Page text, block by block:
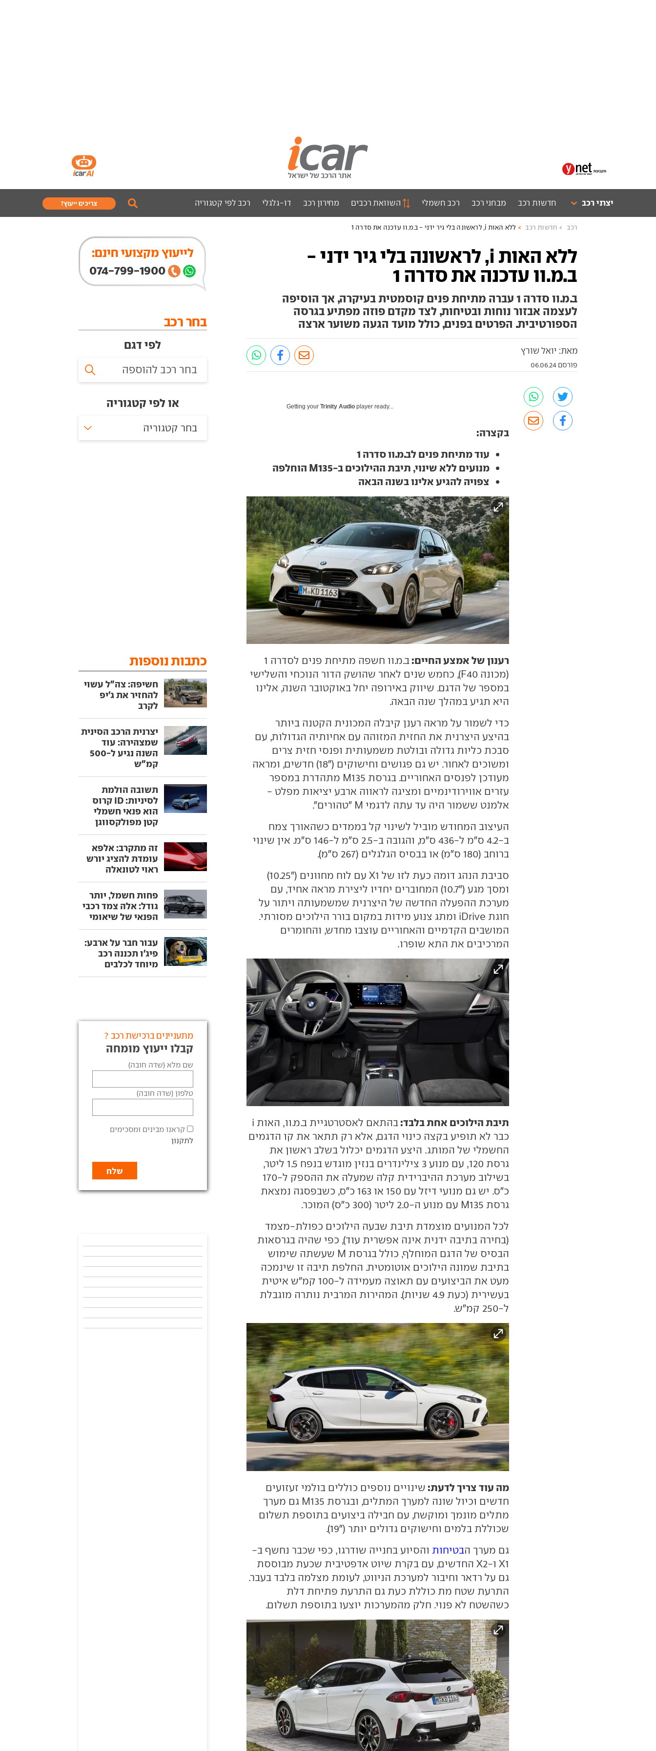
יצרני רכב חדשות רכב מבחני רכב רכב חשמלי השוואת רכבים מחירון רכב דו-גלגלי רכב לפי קטגוריה צריכים ייעוץ?
רכב חדשות רכב ללא האות i, לראשונה בלי גיר ידני - ב.מ.וו עדכנה את סדרה 1
ללא האות i, לראשונה בלי גיר ידני -
ב.מ.וו עדכנה את סדרה 1
ב.מ.וו סדרה 1 עברה מתיחת פנים קוסמטית בעיקרה, אך הוסיפה
לעצמה אבזור נוחות ובטיחות, לצד מקדם פוזה מפתיע בגרסה
הספורטיבית. הפרטים בפנים, כולל מועד הגעה משוער ארצה
מאת: יואל שורץ
פורסם 06.06.24
Getting yourTrinity Audio player ready...
בקצרה:
עוד מתיחת פנים לב.מ.וו סדרה 1
מנועים ללא שינוי, תיבת ההילוכים ב-M135 הוחלפה
צפויה להגיע אלינו בשנה הבאה
רענון של אמצע החיים:
ב.מ.וו חשפה מתיחת פנים לסדרה 1
(מכונה F40), כחמש שנים לאחר שהושק הדור הנוכחי והשלישי
במספר של הדגם. שיווק באירופה יחל באוקטובר השנה, אלינו
היא תגיע במהלך שנה הבאה.
כדי לשמור על מראה רענן קיבלה המכונית הקטנה ביותר
בהיצע היצרנית את החזית המזוהה עם אחיותיה הגדולות, עם
סבכת כליות גדולה ובולטת משמעותית ופנסי חזית צרים
ומשוכים לאחור. יש גם פגושים וחישוקים ("18) חדשים, ומראה
מעודכן לפנסים האחוריים. בגרסת M135 מתהדרת במספר
עזרים אווירודינמיים ומציגה לראווה ארבע יציאות מפלט -
אלמנט ששמור היה עד עתה לדגמי M "טהורים".
העיצוב המחודש מוביל לשינוי קל בממדים כשהאורך צמח
ב-4.2 ס"מ ל-436 ס"מ, והגובה ב-2.5 ס"מ ל-146 ס"מ. אין שינוי
ברוחב (180 ס"מ) או בבסיס הגלגלים (267 ס"מ).
סביבת הנהג דומה כעת לזו של X1 עם לוח מחוונים ("10.25)
ומסך מגע ("10.7) המחוברים יחדיו ליצירת מראה אחיד, עם
מערכת ההפעלה החדשה של היצרנית שמשמעותה ויתור על
חוגת iDrive ומתג צנוע מידות במקום בורר הילוכים מסורתי.
המושבים הקדמיים והאחוריים עוצבו מחדש, והחומרים
המרכיבים את התא שופרו.
תיבת הילוכים אחת בלבד:
בהתאם לאסטרטגיית ב.מ.וו, האות i
כבר לא תופיע בקצה כינוי הדגם, אלא רק תתאר את קו הדגמים
החשמלי של המותג. היצע הדגמים יכלול בשלב ראשון את
גרסת 120, עם מנוע 3 צילינדרים בנזין מוגדש בנפח 1.5 ליטר,
בשילוב מערכת ההיברידית קלה שמעלה את ההספק ל-170
כ"ס. יש גם מנועי דיזל עם 150 או 163 כ"ס, כשבפסגה נמצאת
גרסת M135 עם מנוע ה-2.0 ליטר (300 כ"ס) המוכר.
לכל המנועים מוצמדת תיבת שבעה הילוכים כפולת-מצמד
(בחירה בתיבה ידנית אינה אפשרית עוד), כפי שהיה בגרסאות
הבסיס של הדגם המוחלף, כולל בגרסת M שעשתה שימוש
בתיבת שמונה הילוכים אוטומטית. החלפת תיבה זו שינמכה
מעט את הביצועים עם תאוצה מעמידה ל-100 קמ"ש איטית
בעשירית (כעת 4.9 שניות). המהירות המרבית נותרה מוגבלת
ל-250 קמ"ש.
מה עוד צריך לדעת: שינויים נוספים כוללים בולמי זעזועים
חדשים וכיול שונה למערך המתלים, ובגרסת M135 גם מערך
מתלים מונמך ומוקשח, עם חבילה ביצועים בתוספת תשלום
שכוללת בלמים וחישוקים גדולים יותר ("19).
גם מערך הבטיחות והסיוע בחנייה שודרגו, כפי שכבר נחשף ב-
X1 ו-X2 החדשים, עם בקרת שיוט אדפטיבית שכעת מבוססת
גם על רדאר וחיבור למערכת הניווט, לעומת מצלמה בלבד בעבר.
התרעת שטח מת כוללת כעת גם התרעת פתיחת דלת
כשהשטח לא פנוי. חלק מהמערכות יוצעו בתוספת תשלום.
לייעוץ מקצועי חינם:
074-799-1900
בחר רכב
לפי דגם
או לפי קטגוריה
בחר קטגוריה
כתבות נוספות
חשיפה: צה"ל עשוי
להחזיר את ג'יפ
לקרב
יצרנית הרכב הסינית
שמצהירה: עוד
השנה נגיע ל-500
קמ"ש
תשובה הולמת
לסיניות: ID קרוס
הוא פנאי חשמלי
קטן מפולקסווגן
זה מתקרב: אלפא
עומדת להציג יורש
ראוי לטונאלה
פחות חשמל, יותר
גודל: אלה צמד רכבי
הפנאי של שיאומי
עבור חבר על ארבע:
פיג'ו תכננה רכב
מיוחד לכלבים
מתעניינים ברכישת רכב ?
קבלו ייעוץ מומחה
שם מלא (שדה חובה)
טלפון (שדה חובה)
קראנו מבינים ומסכימים
לתקנון